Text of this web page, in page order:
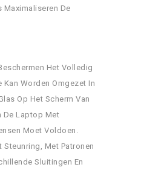
Maximaliseren De
Het Volledig
Worden Omgezet In
Op Het Scherm Van
De Laptop Met
Moet Voldoen.
Met Patronen
Sluitingen En